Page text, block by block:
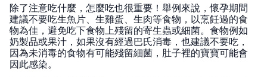
除了注意吃什麼，怎麼吃也很重要！舉例來說，懷孕期間
建議不要吃生魚片、生雞蛋、生肉等食物，以烹飪過的食
物為佳，避免吃下食物上殘留的寄生蟲或細菌。食物例如
奶製品或果汁，如果沒有經過巴氏消毒，也建議不要吃，
因為未消毒的食物有可能殘留細菌，肚子裡的寶寶可能會
因此感染。